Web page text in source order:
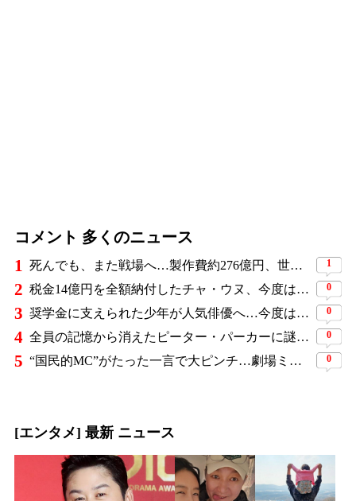
コメント 多くのニュース
1 死んでも、また戦場へ…製作費約276億円、世界興収584億円のSF大作『オール・ユー・ニード・イズ・キル』がついに配信 1
2 税金14億円を全額納付したチャ・ウヌ、今度は軍服姿で登場…鍛え上げた上半身に驚きの声 0
3 奨学金に支えられた少年が人気俳優へ…今度は子どもたちに総額5,000万円を寄付 0
4 全員の記憶から消えたピーター・パーカーに謎の敵と制御不能の新能力…『スパイダーマン：ブランド・ニュー・デイ』に期待爆発 0
5 “国民的MC”がたった一言で大ピンチ…劇場ミュージカルを巡る発言に批判続出、ついに長文で謝罪 0
[エンタメ] 最新 ニュース